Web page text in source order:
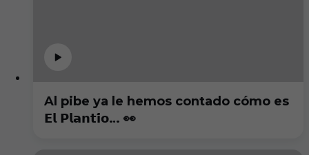
Al pibe ya le hemos contado cómo es
𝗘𝗹 𝗣𝗹𝗮𝗻𝘁𝗶́𝗼… 👀